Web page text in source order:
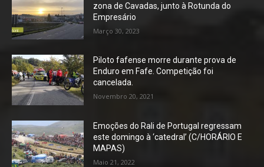
zona de Cavadas, junto à Rotunda do
Empresário
Março 30, 2023
Piloto fafense morre durante prova de
Enduro em Fafe. Competição foi
cancelada.
Novembro 20, 2021
Emoções do Rali de Portugal regressam
este domingo à ‘catedral’ (C/HORÁRIO E
MAPAS)
Maio 21, 2022